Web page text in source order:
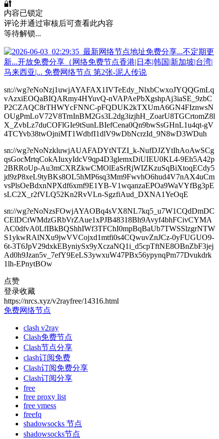
🔐
内容已锁定
评论并通过审核后可查看此内容
等待解锁...
sn://wg?eNoNzj1uwjAYAFAX1IVTeEdy_NlxbCwxoJYQQGmLq
vAzxiEOQaBIQARmy4HYuvQ-nVAPAePbXgshpAj3iaSE_9zbC
P2CZAQC8rTHWYcFNNC-pFQDUK2kTXUmA6GN4FIznwsN
OUgPmLoV72V8TrnInBM2Gs3L2dg3izjhH_ZoarU8TGCrtomZ8l
X_ZvbLz7duCOFlGIe9tSunLBIefCena0Qn9bwSsGHnL1u4qt-gV
4TCYvb38twOjniMT1WdbfI1dlV9wDbNcrzId_9N8wD3WDuh
sn://wg?eNoNzkluwjAUAFADYtNTZI_k-NufDJZYtIhAoAwSCg
qsGocMrtqCokAIuxyIdcV9qp4D3glemxDiUIEU0KL4-9Eh5A42p
2BRRoUp-Au3mCXRZkwCMOlEaSrRjWIZKzuSqBiXtoqECdy5
jd9zP8xeL9tyBKs8OL5hMP6sq3Mm9FwvhO6hud4V7nAX4uCm
vsPlsOeBdxnNPXdf6xmf9E1YB-V1wqanzaEPOa9WaVYfBg3pE
sLC2X_r2fVLQ52Kn2RvVLn-SgzfiAud_DXNA1YeOqE
sn://wg?eNoNzsFOwjAYAOBq4sVX8NL7kq5_u7W1CQdDmDC
CElDCtWMdzGRbVrZAue1xPJB48318Bh9Avyf4bhFCivCYMA
AC0dfvA0LfIBkBQShhIWf3TFChI0mpBqBaUb7TWSSlzgrNTW
S1ykwRAlNXu9jwVVCojxd1mtfi0s4CQwuvZnJCz-0yFUGUO9-
6t-3T6JpV29dxkEByniySx9yXczaNQ1i_d5cpTftNE8OBnZbF3jej
Ad0h9Jzan5v_7efY9EeLS3ywxuW47PBx56ypynqPm77Dvukdrk
1lh-EPnytBOw
点赞
登录收藏
https://nrcs.xyz/v2rayfree/14316.html
免费网络节点
clash v2ray
Clash免费节点
Clash节点分享
clash订阅免费
Clash订阅免费分享
Clash订阅分享
free
free proxy list
free vmess
freefq
shadowsocks 节点
shadowsocks节点